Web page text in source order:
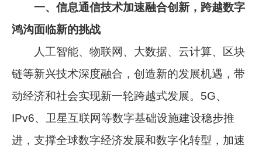
一、信息通信技术加速融合创新，跨越数字
鸿沟面临新的挑战
人工智能、物联网、大数据、云计算、区块
链等新兴技术深度融合，创造新的发展机遇，带
动经济和社会实现新一轮跨越式发展。5G、
IPv6、卫星互联网等数字基础设施建设稳步推
进，支撑全球数字经济发展和数字化转型，加速